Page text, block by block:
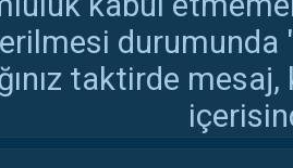
durumunda
taktirde